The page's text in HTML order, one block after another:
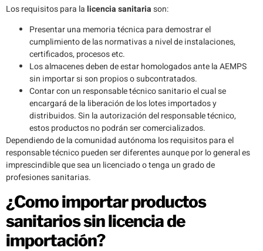
Los requisitos para lalicencia sanitariason:
Presentar una memoria técnica para demostrar el
cumplimiento de las normativas a nivel de instalaciones,
certificados, procesos etc.
Los almacenes deben de estar homologados ante la AEMPS
sin importar si son propios o subcontratados.
Contar con un responsable técnico sanitario el cual se
encargará de la liberación de los lotes importados y
distribuidos. Sin la autorización del responsable técnico,
estos productos no podrán ser comercializados.
Dependiendo de la comunidad autónoma los requisitos para el
responsable técnico pueden ser diferentes aunque por lo general es
imprescindible que sea un licenciado o tenga un grado de
profesiones sanitarias.
¿Como importar productos
sanitarios sin licencia de
importación?